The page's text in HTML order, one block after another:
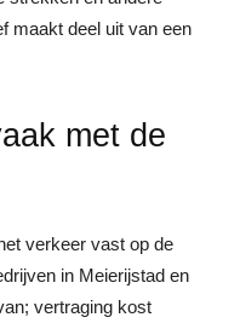
maakt deel uit van een
met de
verkeer vast op de
in Meierijstad en
vertraging kost